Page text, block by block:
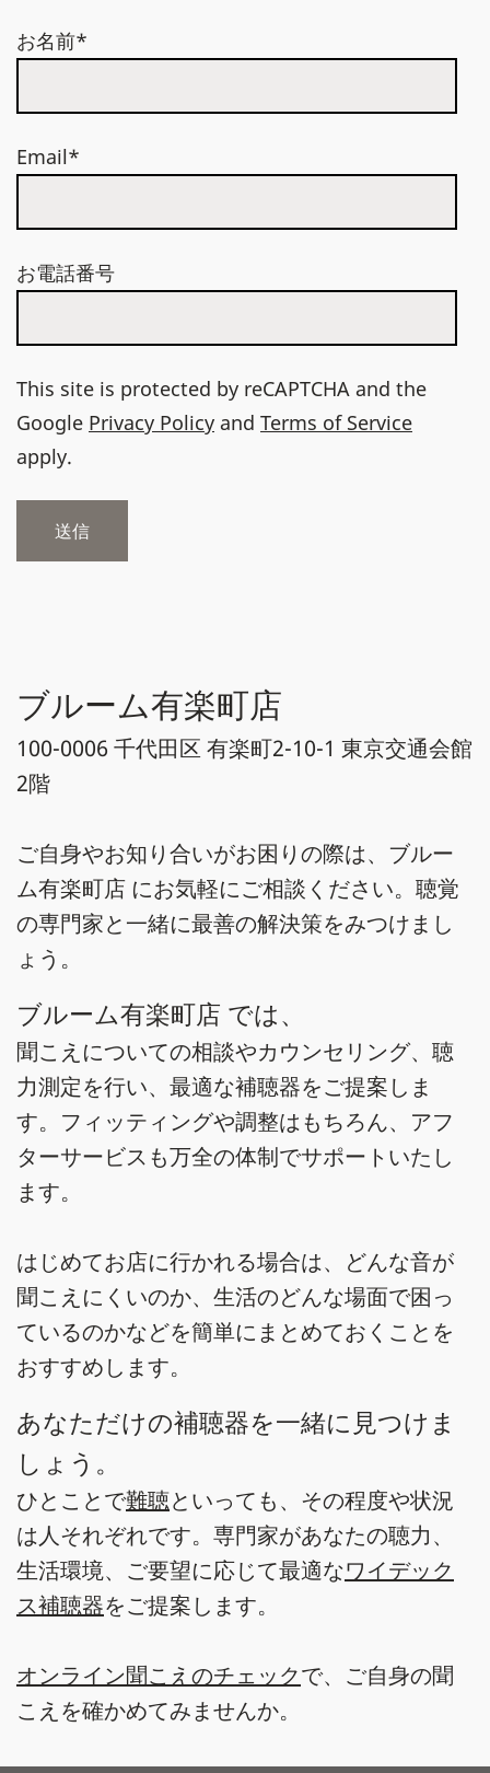
お名前*
Email*
お電話番号
This site is protected by reCAPTCHA and the
Google Privacy Policy and Terms of Service
apply.
ブルーム有楽町店
100-0006 千代田区 有楽町2-10-1 東京交通会館
2階
ご自身やお知り合いがお困りの際は、ブルー
ム有楽町店 にお気軽にご相談ください。聴覚
の専門家と一緒に最善の解決策をみつけまし
ょう。
ブルーム有楽町店 では、
聞こえについての相談やカウンセリング、聴
力測定を行い、最適な補聴器をご提案しま
す。フィッティングや調整はもちろん、アフ
ターサービスも万全の体制でサポートいたし
ます。
はじめてお店に行かれる場合は、どんな音が
聞こえにくいのか、生活のどんな場面で困っ
ているのかなどを簡単にまとめておくことを
おすすめします。
あなただけの補聴器を一緒に見つけま
しょう。
ひとことで難聴といっても、その程度や状況
は人それぞれです。専門家があなたの聴力、
生活環境、ご要望に応じて最適なワイデック
ス補聴器をご提案します。
オンライン聞こえのチェックで、ご自身の聞
こえを確かめてみませんか。